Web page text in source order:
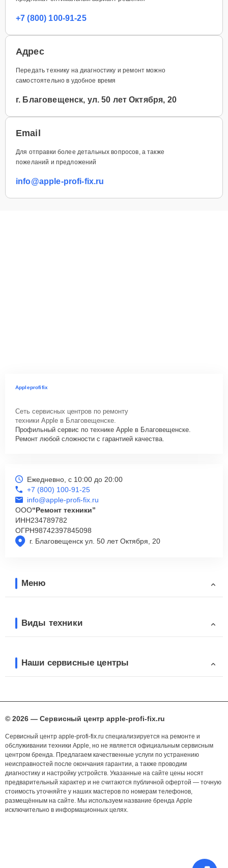
+7 (800) 100-91-25
Адрес
Передать технику на диагностику и ремонт можно
самостоятельно в удобное время
г. Благовещенск, ул. 50 лет Октября, 20
Email
Для отправки более детальных вопросов, а также
пожеланий и предложений
info@apple-profi-fix.ru
Appleprofifix
Сеть сервисных центров по ремонту
техники Apple в Благовещенске.
Профильный сервис по технике Apple в Благовещенске.
Ремонт любой сложности с гарантией качества.
г. Благовещенск ул. 50 лет Октября, 20
Ежедневно, с 10:00 до 20:00
+7 (800) 100-91-25
info@apple-profi-fix.ru
ООО“Ремонт техники”
ИНН234789782
ОГРН98742397845098
Меню
Виды техники
Наши сервисные центры
© 2026 — Сервисный центр apple-profi-fix.ru
Сервисный центр apple-profi-fix.ru специализируется на ремонте и
обслуживании техники Apple, но не является официальным сервисным
центром бренда. Предлагаем качественные услуги по устранению
неисправностей после окончания гарантии, а также проводим
диагностику и настройку устройств. Указанные на сайте цены носят
предварительный характер и не считаются публичной офертой — точную
стоимость уточняйте у наших мастеров по номерам телефонов,
размещённым на сайте. Мы используем название бренда Apple
исключительно в информационных целях.